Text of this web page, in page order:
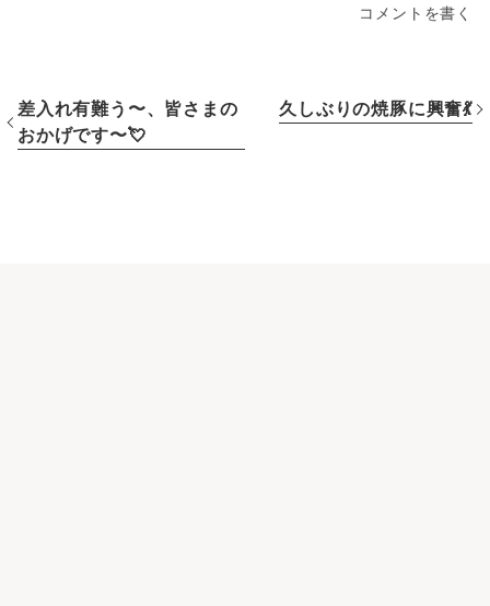
コメントを書く
差入れ有難う〜、皆さまの
おかげです〜💘
久しぶりの焼豚に興奮💃
»